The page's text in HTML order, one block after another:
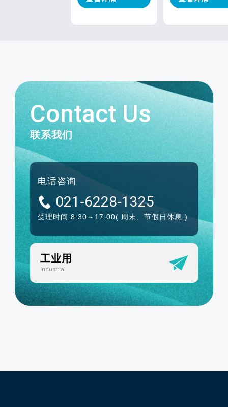
Contact Us
联系我们
电话咨询
021-6228-1325
受理时间 8:30～17:00( 周末、节假日休息 )
工业用
Industrial